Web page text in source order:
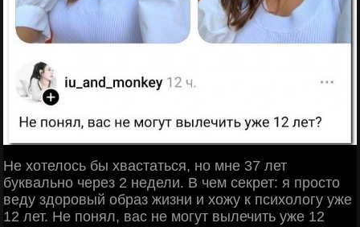
Не хотелось бы хвастаться, но мне 37 лет
буквально через 2 недели. В чем секрет: я просто
веду здоровый образ жизни и хожу к психологу уже
12 лет. Не понял, вас не могут вылечить уже 12